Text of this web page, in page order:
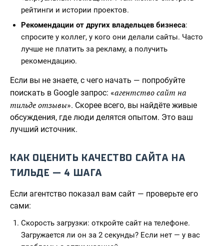
рейтинги и истории проектов.
Рекомендации от других владельцев бизнеса:
спросите у коллег, у кого они делали сайты. Часто
лучше не платить за рекламу, а получить
рекомендацию.
Если вы не знаете, с чего начать — попробуйте
поискать в Google запрос: «агентство сайт на
тильде отзывы». Скорее всего, вы найдёте живые
обсуждения, где люди делятся опытом. Это ваш
лучший источник.
КАК ОЦЕНИТЬ КАЧЕСТВО САЙТА НА
ТИЛЬДЕ — 4 ШАГА
Если агентство показал вам сайт — проверьте его
сами:
Скорость загрузки: откройте сайт на телефоне.
Загружается ли он за 2 секунды? Если нет — у вас